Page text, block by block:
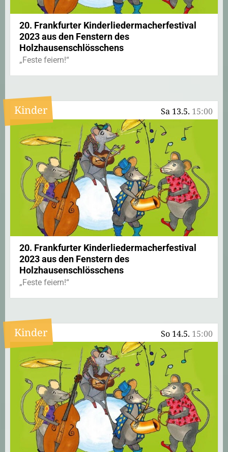
20. Frankfurter Kinderliedermacherfestival
2023 aus den Fenstern des
Holzhausenschlösschens
„Feste feiern!“
Sa 13.5. 15:00
Kinder
20. Frankfurter Kinderliedermacherfestival
2023 aus den Fenstern des
Holzhausenschlösschens
„Feste feiern!“
So 14.5. 15:00
Kinder